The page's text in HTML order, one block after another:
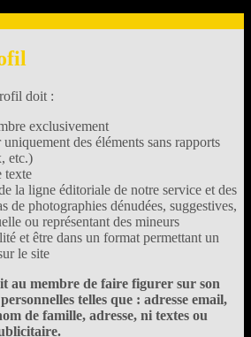
doit :
exclusivement
des éléments sans rapports
etc.)
texte
la ligne éditoriale de notre service et des
de photographies dénudées, suggestives,
ou représentant des mineurs
et être dans un format permettant un
le site
au membre de faire figurer sur son
telles que : adresse email,
de famille, adresse, ni textes ou